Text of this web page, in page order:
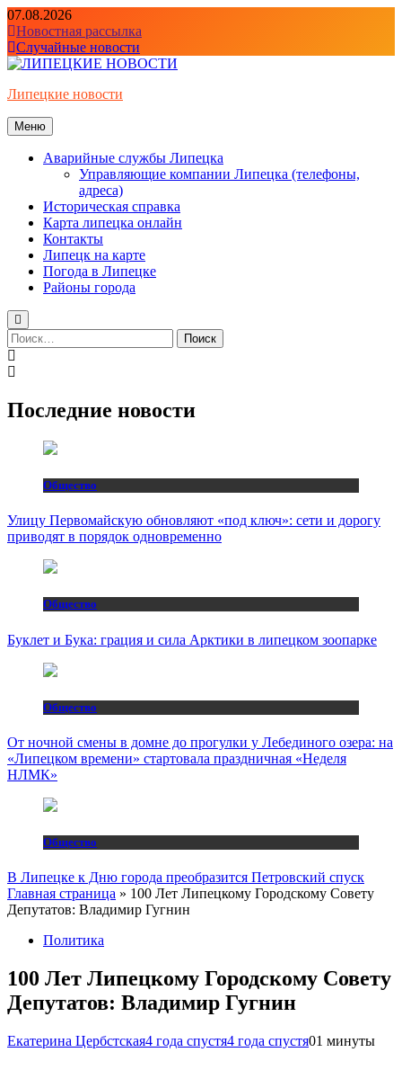
Перейти
к
содержимому
07.08.2026
Новостная рассылка
Случайные новости
Липецкие новости
Меню
Аварийные службы Липецка
Управляющие компании Липецка (телефоны,
адреса)
Историческая справка
Карта липецка онлайн
Контакты
Липецк на карте
Погода в Липецке
Районы города
Найти:
Последние новости
Общество
Улицу Первомайскую обновляют «под ключ»: сети и дорогу
приводят в порядок одновременно
Общество
Буклет и Бука: грация и сила Арктики в липецком зоопарке
Общество
От ночной смены в домне до прогулки у Лебединого озера: на
«Липецком времени» стартовала праздничная «Неделя
НЛМК»
Общество
В Липецке к Дню города преобразится Петровский спуск
Главная страница » 100 Лет Липецкому Городскому Совету
Депутатов: Владимир Гугнин
Политика
100 Лет Липецкому Городскому Совету
Депутатов: Владимир Гугнин
Екатерина Цербстская4 года спустя4 года спустя01 минуты